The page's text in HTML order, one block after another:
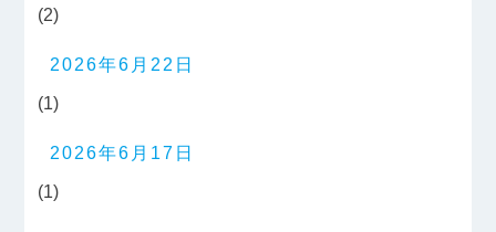
(2)
2026年6月22日
(1)
2026年6月17日
(1)